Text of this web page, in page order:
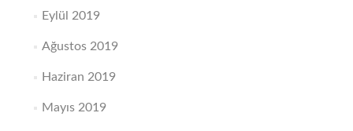
Eylül 2019
Ağustos 2019
Haziran 2019
Mayıs 2019